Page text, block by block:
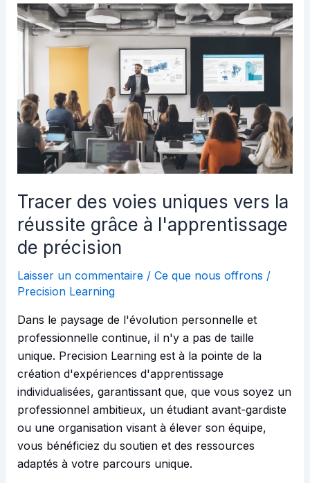
Tracer des voies uniques vers la
réussite grâce à l'apprentissage
de précision
Laisser un commentaire / Ce que nous offrons /
Precision Learning
Dans le paysage de l'évolution personnelle et
professionnelle continue, il n'y a pas de taille
unique. Precision Learning est à la pointe de la
création d'expériences d'apprentissage
individualisées, garantissant que, que vous soyez un
professionnel ambitieux, un étudiant avant-gardiste
ou une organisation visant à élever son équipe,
vous bénéficiez du soutien et des ressources
adaptés à votre parcours unique.
Tracer
des
uniques
la
réussite
grâce
l'apprentissage
de
précision